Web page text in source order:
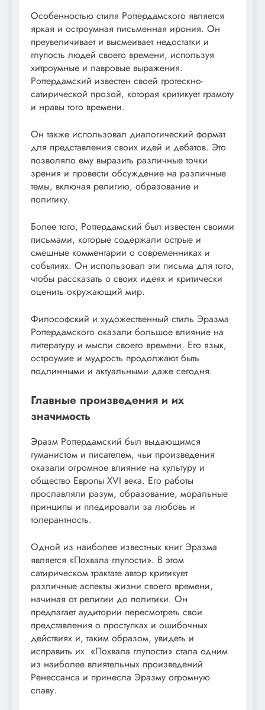
Особенностью стиля Роттердамского является
яркая и остроумная письменная ирония. Он
преувеличивает и высмеивает недостатки и
глупость людей своего времени, используя
хитроумные и лавровые выражения.
Роттердамский известен своей гротескно-
сатирической прозой, которая критикует грамоту
и нравы того времени.
Он также использовал диалогический формат
для представления своих идей и дебатов. Это
позволяло ему выразить различные точки
зрения и провести обсуждение на различные
темы, включая религию, образование и
политику.
Более того, Роттердамский был известен своими
письмами, которые содержали острые и
смешные комментарии о современниках и
событиях. Он использовал эти письма для того,
чтобы рассказать о своих идеях и критически
оценить окружающий мир.
Философский и художественный стиль Эразма
Роттердамского оказали большое влияние на
литературу и мысли своего времени. Его язык,
остроумие и мудрость продолжают быть
подлинными и актуальными даже сегодня.
Главные произведения и их
значимость
Эразм Роттердамский был выдающимся
гуманистом и писателем, чьи произведения
оказали огромное влияние на культуру и
общество Европы XVI века. Его работы
прославляли разум, образование, моральные
принципы и пледировали за любовь и
толерантность.
Одной из наиболее известных книг Эразма
является «Похвала глупости». В этом
сатирическом трактате автор критикует
различные аспекты жизни своего времени,
начиная от религии до политики. Он
предлагает аудитории пересмотреть свои
представления о проступках и ошибочных
действиях и, таким образом, увидеть и
исправить их. «Похвала глупости» стала одним
из наиболее влиятельных произведений
Ренессанса и принесла Эразму огромную
славу.